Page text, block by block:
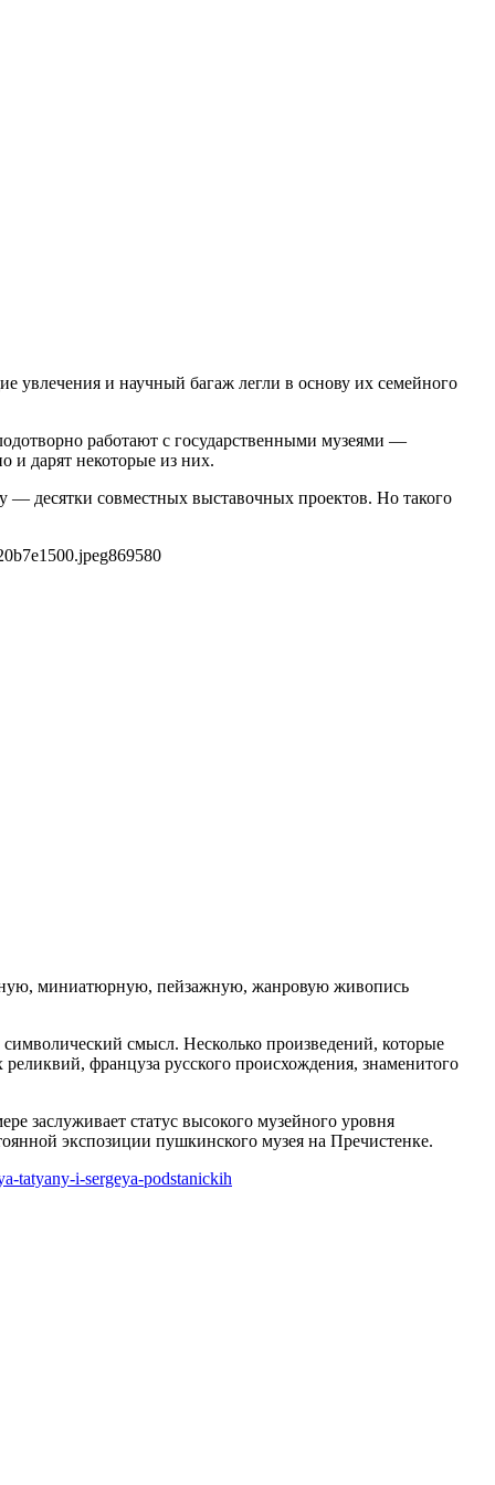
увлечения и научный багаж легли в основу их семейного
работают с государственными музеями —
и дарят некоторые из них.
десятки совместных выставочных проектов. Но такого
869580
миниатюрную, пейзажную, жанровую живопись
смысл. Несколько произведений, которые
француза русского происхождения, знаменитого
заслуживает статус высокого музейного уровня
экспозиции пушкинского музея на Пречистенке.
tatyany-i-sergeya-podstanickih